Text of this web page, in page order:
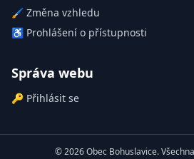
🖌️ Změna vzhledu
♿ Prohlášení o přístupnosti
Správa webu
🔑 Přihlásit se
© 2026 Obec Bohuslavice.